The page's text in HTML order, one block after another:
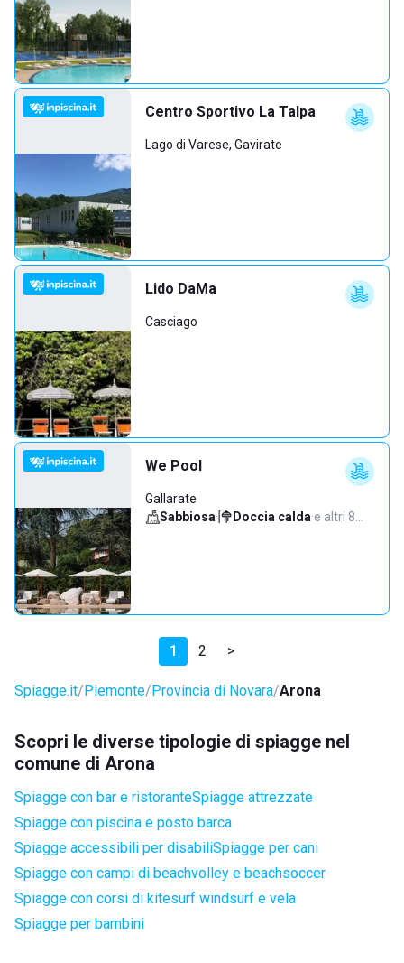
Centro Sportivo La Talpa
Lago di Varese, Gavirate
Lido DaMa
Casciago
We Pool
Gallarate
Sabbiosa· Doccia calda·e altri 8…
1 2 >
Spiagge.it Piemonte Provincia di Novara Arona
Scopri le diverse tipologie di spiagge nel
comune di Arona
Spiagge con bar e ristoranteSpiagge attrezzate
Spiagge con piscina e posto barca
Spiagge accessibili per disabiliSpiagge per cani
Spiagge con campi di beachvolley e beachsoccer
Spiagge con corsi di kitesurf windsurf e vela
Spiagge per bambini